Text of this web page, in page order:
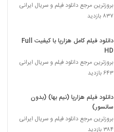
بروزترین مرجع دانلود فیلم و سریال ایرانی
۸۳۷ بازدید
دانلود فیلم کامل هزارپا با کیفیت Full
HD
بروزترین مرجع دانلود فیلم و سریال ایرانی
۶۴۳ بازدید
دانلود فیلم هزارپا (نیم بها) (بدون
سانسور)
بروزترین مرجع دانلود فیلم و سریال ایرانی
۳۸۴ بازدید